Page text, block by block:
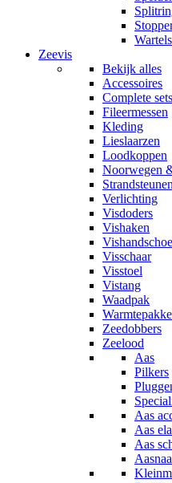
Wartels
Zeevis
Bekijk alles
Accessoires
Complete sets
Fileermessen
Kleding
Lieslaarzen
Loodkoppen
Noorwegen
Strandsteunen
Verlichting
Visdoders
Vishaken
Visschaar
Visstoel
Vistang
Waadpak
Zeedobbers
Zeelood
Aas
Pilkers
Aas
Aas
Aas